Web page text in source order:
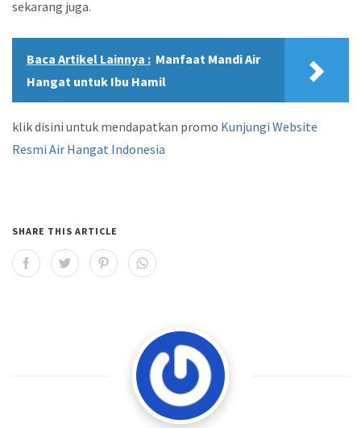
sekarang juga.
Baca Artikel Lainnya : Manfaat Mandi Air
Hangat untuk Ibu Hamil
klik disini untuk mendapatkan promo Kunjungi Website
Resmi Air Hangat Indonesia
SHARE THIS ARTICLE